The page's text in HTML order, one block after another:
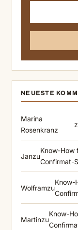
NEUESTE
Marina
Rosenkranz
Janzu
Know-How
Confirmat-
Wolframzu
Know-
Martinzu
Know-